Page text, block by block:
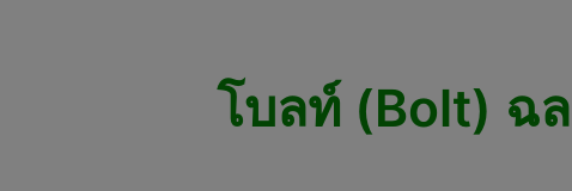
โบลท์ (Bolt) ฉ